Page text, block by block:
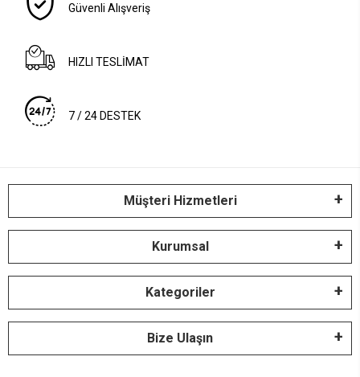
Güvenli Alışveriş
HIZLI TESLİMAT
7 / 24 DESTEK
Müşteri Hizmetleri
Kurumsal
Kategoriler
Bize Ulaşın